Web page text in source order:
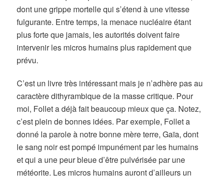
dont une grippe mortelle qui s’étend à une vitesse
fulgurante. Entre temps, la menace nucléaire étant
plus forte que jamais, les autorités doivent faire
intervenir les micros humains plus rapidement que
prévu.
C’est un livre très intéressant mais je n’adhère pas au
caractère dithyrambique de la masse critique. Pour
moi, Follet a déjà fait beaucoup mieux que ça. Notez,
c’est plein de bonnes idées. Par exemple, Follet a
donné la parole à notre bonne mère terre, Gaïa, dont
le sang noir est pompé impunément par les humains
et qui a une peur bleue d’être pulvérisée par une
météorite. Les micros humains auront d’ailleurs un